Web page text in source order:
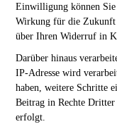
Einwilligung können
Wirkung für die Zukunft
über Ihren Widerruf in
Darüber hinaus
IP-Adresse wird
haben, weitere Schritte
Beitrag in Rechte
erfolgt.